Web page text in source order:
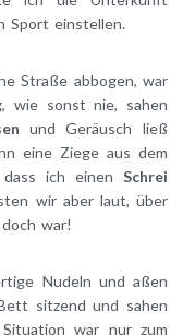
Sport einstellen.
Straße abbogen, war
, wie sonst nie, sahen
und Geräusch ließ
eine Ziege aus dem
ich einen Schrei
wir aber laut, über
war!
Nudeln und aßen
sitzend und sahen
war nur zum